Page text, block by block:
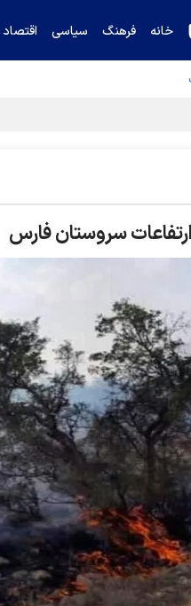
خانه فرهنگ سیاسی اقتصاد
خرازی درباره پزشکیان را تکذیب کرد
سروستان فارس